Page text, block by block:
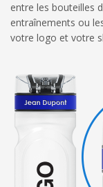
entre les bouteilles
entraînements ou
votre logo et votre